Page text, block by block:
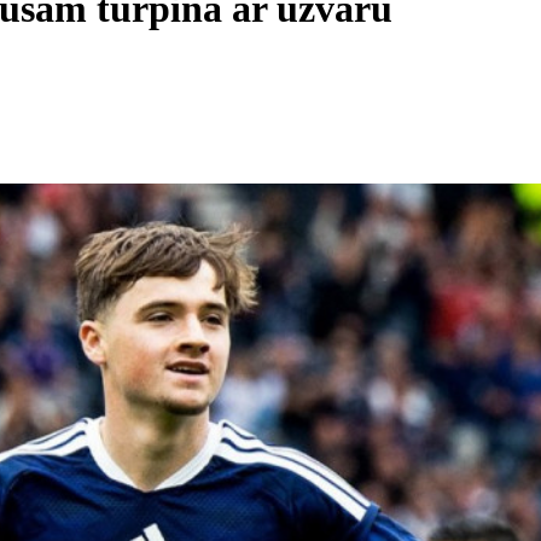
turpina ar uzvaru